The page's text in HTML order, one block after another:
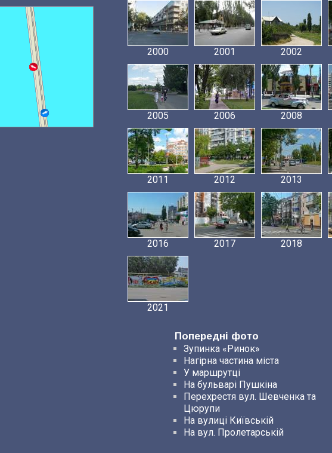
2000 2001 2002
2005 2006 2008
2011 2012 2013
2016 2017 2018
2021
Попередні фото
Зупинка «Ринок»
Нагірна частина міста
У маршрутці
На бульварі Пушкіна
Перехрестя вул. Шевченка та
Цюрупи
На вулиці Київській
На вул. Пролетарській